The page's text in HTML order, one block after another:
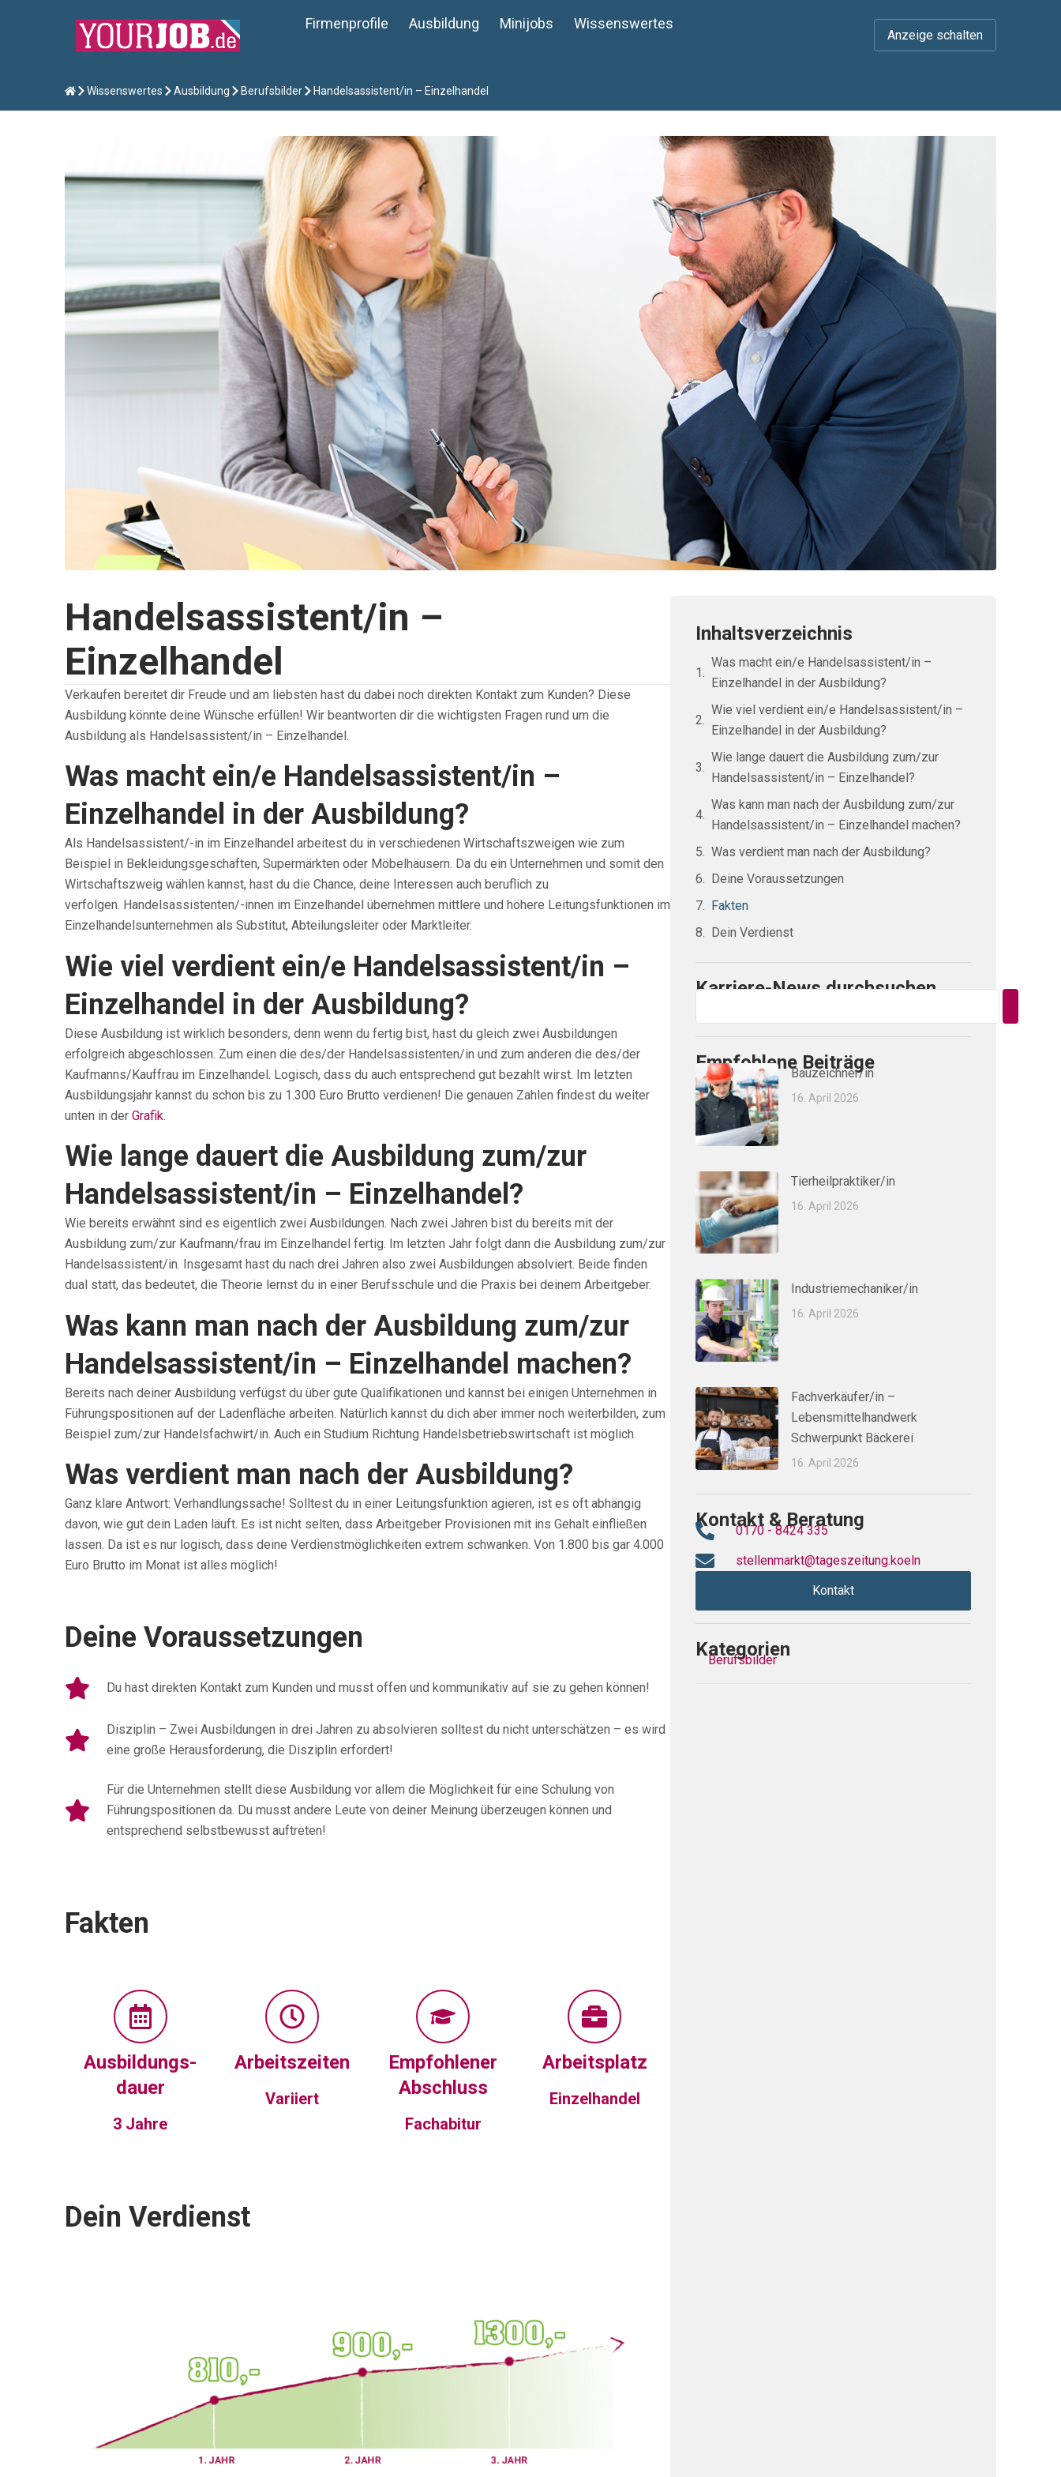
Firmenprofile Ausbildung Minijobs Wissenswertes
Anzeige schalten
Wissenswertes Ausbildung Berufsbilder Handelsassistent/in – Einzelhandel
Handelsassistent/in –
Einzelhandel
Verkaufen bereitet dir Freude und am liebsten hast du dabei noch direkten Kontakt zum Kunden? Diese
Ausbildung könnte deine Wünsche erfüllen! Wir beantworten dir die wichtigsten Fragen rund um die
Ausbildung als Handelsassistent/in – Einzelhandel.
Was macht ein/e Handelsassistent/in –
Einzelhandel in der Ausbildung?
Als Handelsassistent/-in im Einzelhandel arbeitest du in verschiedenen Wirtschaftszweigen wie zum
Beispiel in Bekleidungsgeschäften, Supermärkten oder Möbelhäusern. Da du ein Unternehmen und somit den
Wirtschaftszweig wählen kannst, hast du die Chance, deine Interessen auch beruflich zu
verfolgen. Handelsassistenten/-innen im Einzelhandel übernehmen mittlere und höhere Leitungsfunktionen im
Einzelhandelsunternehmen als Substitut, Abteilungsleiter oder Marktleiter.
Wie viel verdient ein/e Handelsassistent/in –
Einzelhandel in der Ausbildung?
Diese Ausbildung ist wirklich besonders, denn wenn du fertig bist, hast du gleich zwei Ausbildungen
erfolgreich abgeschlossen. Zum einen die des/der Handelsassistenten/in und zum anderen die des/der
Kaufmanns/Kauffrau im Einzelhandel. Logisch, dass du auch entsprechend gut bezahlt wirst. Im letzten
Ausbildungsjahr kannst du schon bis zu 1.300 Euro Brutto verdienen! Die genauen Zahlen findest du weiter
unten in der Grafik.
Wie lange dauert die Ausbildung zum/zur
Handelsassistent/in – Einzelhandel?
Wie bereits erwähnt sind es eigentlich zwei Ausbildungen. Nach zwei Jahren bist du bereits mit der
Ausbildung zum/zur Kaufmann/frau im Einzelhandel fertig. Im letzten Jahr folgt dann die Ausbildung zum/zur
Handelsassistent/in. Insgesamt hast du nach drei Jahren also zwei Ausbildungen absolviert. Beide finden
dual statt, das bedeutet, die Theorie lernst du in einer Berufsschule und die Praxis bei deinem Arbeitgeber.
Was kann man nach der Ausbildung zum/zur
Handelsassistent/in – Einzelhandel machen?
Bereits nach deiner Ausbildung verfügst du über gute Qualifikationen und kannst bei einigen Unternehmen in
Führungspositionen auf der Ladenfläche arbeiten. Natürlich kannst du dich aber immer noch weiterbilden, zum
Beispiel zum/zur Handelsfachwirt/in. Auch ein Studium Richtung Handelsbetriebswirtschaft ist möglich.
Was verdient man nach der Ausbildung?
Ganz klare Antwort: Verhandlungssache! Solltest du in einer Leitungsfunktion agieren, ist es oft abhängig
davon, wie gut dein Laden läuft. Es ist nicht selten, dass Arbeitgeber Provisionen mit ins Gehalt einfließen
lassen. Da ist es nur logisch, dass deine Verdienstmöglichkeiten extrem schwanken. Von 1.800 bis gar 4.000
Euro Brutto im Monat ist alles möglich!
Deine Voraussetzungen
Du hast direkten Kontakt zum Kunden und musst offen und kommunikativ auf sie zu gehen können!
Disziplin – Zwei Ausbildungen in drei Jahren zu absolvieren solltest du nicht unterschätzen – es wird
eine große Herausforderung, die Disziplin erfordert!
Für die Unternehmen stellt diese Ausbildung vor allem die Möglichkeit für eine Schulung von
Führungspositionen da. Du musst andere Leute von deiner Meinung überzeugen können und
entsprechend selbstbewusst auftreten!
Fakten
Ausbildungs-
dauer
3 Jahre
Arbeitszeiten
Variiert
Empfohlener
Abschluss
Fachabitur
Arbeitsplatz
Einzelhandel
Dein Verdienst
Inhaltsverzeichnis
Was macht ein/e Handelsassistent/in –
Einzelhandel in der Ausbildung?
Wie viel verdient ein/e Handelsassistent/in –
Einzelhandel in der Ausbildung?
Wie lange dauert die Ausbildung zum/zur
Handelsassistent/in – Einzelhandel?
Was kann man nach der Ausbildung zum/zur
Handelsassistent/in – Einzelhandel machen?
Was verdient man nach der Ausbildung?
Deine Voraussetzungen
Fakten
Dein Verdienst
Karriere-News durchsuchen
Empfohlene Beiträge
Bauzeichner/in
16. April 2026
Tierheilpraktiker/in
16. April 2026
Industriemechaniker/in
16. April 2026
Fachverkäufer/in –
Lebensmittelhandwerk
Schwerpunkt Bäckerei
16. April 2026
Kontakt & Beratung
0170 - 8424 335
stellenmarkt@tageszeitung.koeln
Kontakt
Kategorien
Berufsbilder